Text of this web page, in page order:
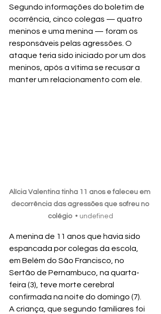
Segundo informações do boletim de
ocorrência, cinco colegas — quatro
meninos e uma menina — foram os
responsáveis pelas agressões. O
ataque teria sido iniciado por um dos
meninos, após a vítima se recusar a
manter um relacionamento com ele.
Alícia Valentina tinha 11 anos e faleceu em
decorrência das agressões que sofreu no
colégio • undefined
A menina de 11 anos que havia sido
espancada por colegas da escola,
em Belém do São Francisco, no
Sertão de Pernambuco, na quarta-
feira (3), teve morte cerebral
confirmada na noite do domingo (7).
A criança, que segundo familiares foi